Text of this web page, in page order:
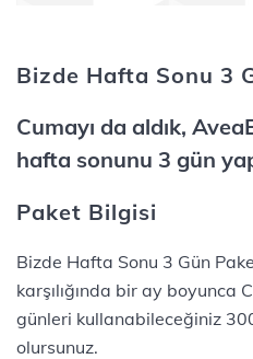
Bizde Hafta Sonu 3
Cumayı da aldık,
hafta sonunu 3 gün
Paket Bilgisi
Bizde Hafta Sonu 3 Gün
karşılığında bir ay boyunca
günleri kullanabileceğiniz
olursunuz.